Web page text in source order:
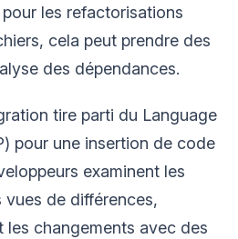
les refactorisations
cela peut prendre des
des dépendances.
tire parti du Language
pour une insertion de code
examinent les
de différences,
les changements avec des